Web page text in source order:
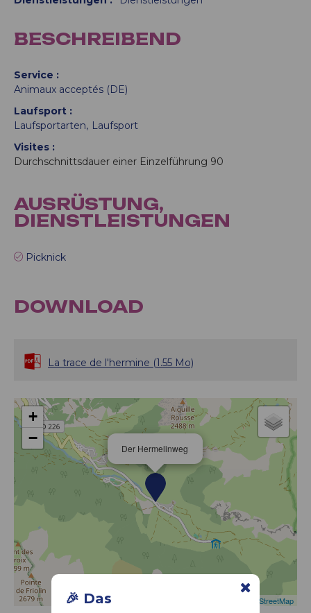
🎉 Das
BESCHREIBEND
Service
Animaux acceptés (DE)
Laufsport
Laufsportarten
Laufsport
Visites
Durchschnittsdauer einer Einzelführung 90
AUSRÜSTUNG,
DIENSTLEISTUNGEN
Picknick
DOWNLOAD
La trace de l'hermine (1.55 Mo)
Der Hermelinweg
+
−
OpenStreetMap